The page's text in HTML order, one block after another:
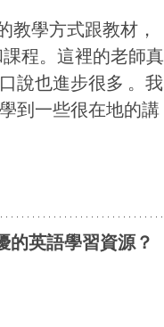
教學方式跟教材，
程。這裡的老師真
說也進步很多 。我
到一些很在地的講
英語學習資源？